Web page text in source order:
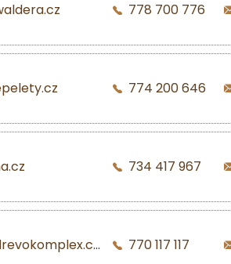
778 700 776
774 200 646
734 417 967
770 117 117